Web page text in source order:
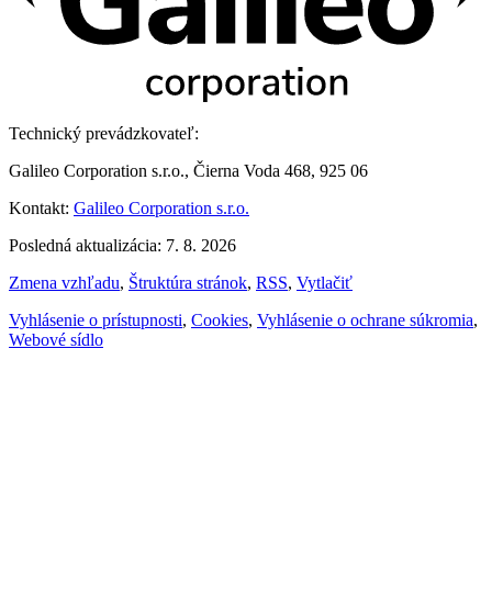
Technický prevádzkovateľ:
Galileo Corporation s.r.o., Čierna Voda 468, 925 06
Kontakt: Galileo Corporation s.r.o.
Posledná aktualizácia: 7. 8. 2026
Zmena vzhľadu, Štruktúra stránok, RSS, Vytlačiť
Vyhlásenie o prístupnosti, Cookies, Vyhlásenie o ochrane súkromia,
Webové sídlo